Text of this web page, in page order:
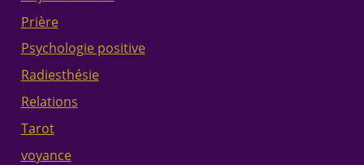
Prière
Psychologie positive
Radiesthésie
Relations
Tarot
voyance